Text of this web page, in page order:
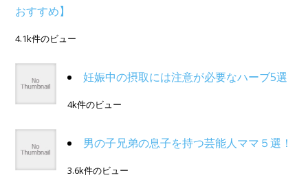
おすすめ】
4.1k件のビュー
妊娠中の摂取には注意が必要なハーブ5選
4k件のビュー
男の子兄弟の息子を持つ芸能人ママ５選！
3.6k件のビュー